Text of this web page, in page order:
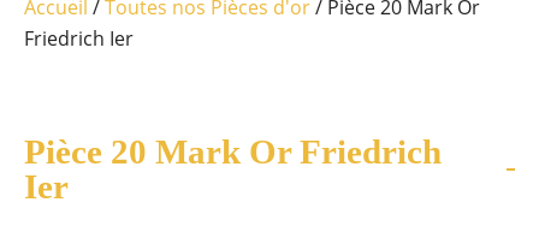
Accueil /Toutes nos Pièces d'or/ Pièce 20 Mark Or
Friedrich Ier
Pièce 20 Mark Or Friedrich
Ier